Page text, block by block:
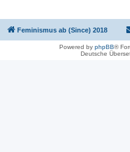
Feminismus ab (Since) 2018
Powered by phpBB®
Deutsche